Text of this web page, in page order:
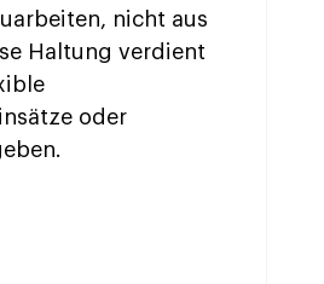
nicht aus
Haltung verdient
oder